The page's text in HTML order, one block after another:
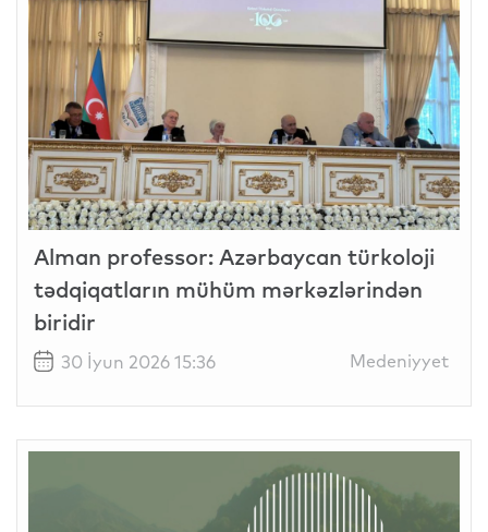
Alman professor: Azərbaycan türkoloji
tədqiqatların mühüm mərkəzlərindən
biridir
30 İyun 2026 15:36 Medeniyyet